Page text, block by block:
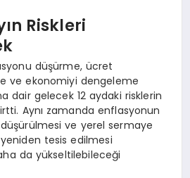
Riskleri
düşürme, ücret
ve ekonomiyi dengeleme
dair gelecek 12 aydaki risklerin
Aynı zamanda enflasyonun
ve yerel sermaye
tesis edilmesi
da yükseltilebileceği